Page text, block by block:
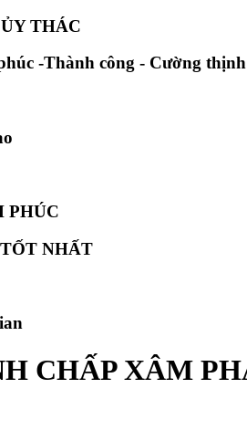
THÁC
-Thành công - Cường
PHÚC
NHẤT
CHẤP XÂM